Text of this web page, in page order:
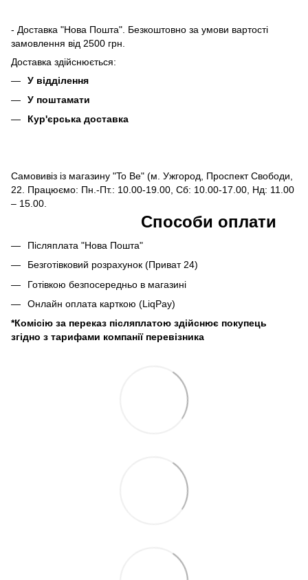
- Доставка "Нова Пошта". Безкоштовно за умови вартості
замовлення від 2500 грн.
Доставка здійснюється:
У відділення
У поштамати
Кур'єрська доставка
Самовивіз із магазину "To Be" (м. Ужгород, Проспект Свободи,
22. Працюємо: Пн.-Пт.: 10.00-19.00, Сб: 10.00-17.00, Нд: 11.00
– 15.00.
Способи оплати
Післяплата "Нова Пошта"
Безготівковий розрахунок (Приват 24)
Готівкою безпосередньо в магазині
Онлайн оплата карткою (LiqPay)
*Комісію за переказ післяплатою здійснює покупець
згідно з тарифами компанії перевізника